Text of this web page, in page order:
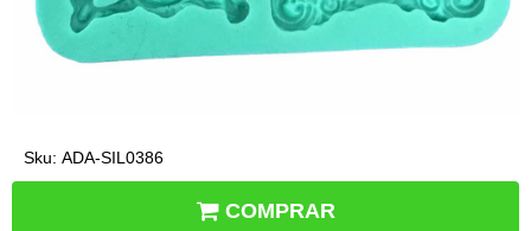
Sku: ADA-SIL0386
COMPRAR